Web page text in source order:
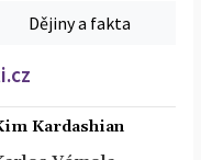
Dějiny a fakta
Kardashian